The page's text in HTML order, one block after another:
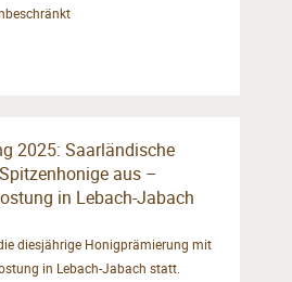
2025: Saarländische
aus –
in Lebach-Jabach
diesjährige Honigprämierung mit
in Lebach-Jabach statt.